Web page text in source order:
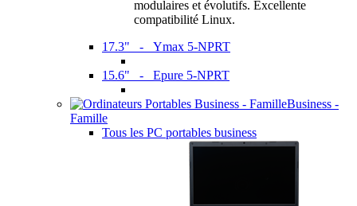
modulaires et évolutifs. Excellente
compatibilité Linux.
17.3" - Ymax 5-NPRT
15.6" - Epure 5-NPRT
Business -
Famille
Tous les PC portables business